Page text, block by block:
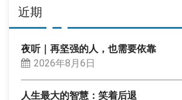
近期
夜听｜再坚强的人，也需要依靠
2026年8月6日
人生最大的智慧：笑着后退